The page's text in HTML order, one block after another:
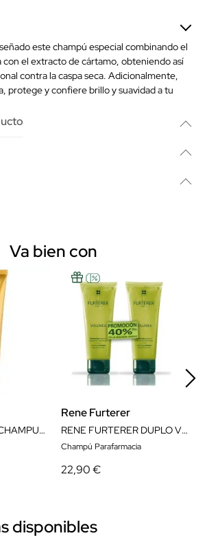
este champú especial combinando el
con el extracto de cártamo, obteniendo así
contra la caspa seca. Adicionalmente,
protege y confiere brillo y suavidad a tu
Va bien con
RENE FURTERER CHAMPU NUTRITIVO REPARADOR DESPUES DEL SOL 200ML
Rene Furterer
RENE FURTERER DUPLO VOLUMEA CHAMPÚ 40% DTO 2ºUNIDAD
Champú Parafarmacia
22,90 €
disponibles